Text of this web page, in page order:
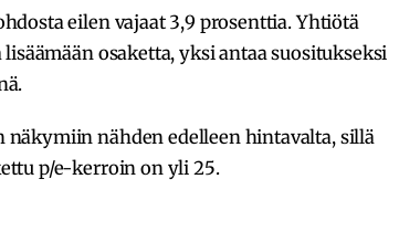
eilen vajaat 3,9 prosenttia. Yhtiötä
osaketta, yksi antaa suositukseksi
nähden edelleen hintavalta, sillä
p/e-kerroin on yli 25.